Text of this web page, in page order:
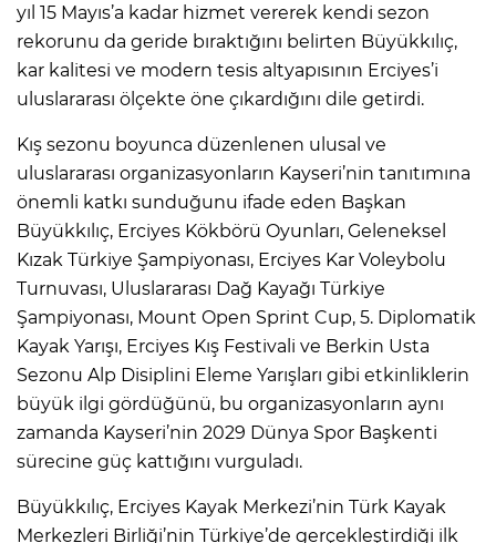
yıl 15 Mayıs’a kadar hizmet vererek kendi sezon
rekorunu da geride bıraktığını belirten Büyükkılıç,
kar kalitesi ve modern tesis altyapısının Erciyes’i
uluslararası ölçekte öne çıkardığını dile getirdi.
Kış sezonu boyunca düzenlenen ulusal ve
uluslararası organizasyonların Kayseri’nin tanıtımına
önemli katkı sunduğunu ifade eden Başkan
Büyükkılıç, Erciyes Kökbörü Oyunları, Geleneksel
Kızak Türkiye Şampiyonası, Erciyes Kar Voleybolu
Turnuvası, Uluslararası Dağ Kayağı Türkiye
Şampiyonası, Mount Open Sprint Cup, 5. Diplomatik
Kayak Yarışı, Erciyes Kış Festivali ve Berkin Usta
Sezonu Alp Disiplini Eleme Yarışları gibi etkinliklerin
büyük ilgi gördüğünü, bu organizasyonların aynı
zamanda Kayseri’nin 2029 Dünya Spor Başkenti
sürecine güç kattığını vurguladı.
Büyükkılıç, Erciyes Kayak Merkezi’nin Türk Kayak
Merkezleri Birliği’nin Türkiye’de gerçekleştirdiği ilk